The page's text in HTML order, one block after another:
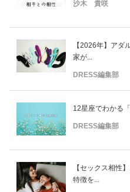
沙木 貴咲
【2026年】アダ
家が...
DRESS編集部
12星座でわかる
DRESS編集部
【セックス相性
特徴を...